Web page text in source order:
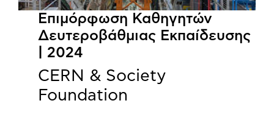
Επιμόρφωση Καθηγητών
Δευτεροβάθμιας Εκπαίδευσης
| 2024
CERN & Society
Foundation